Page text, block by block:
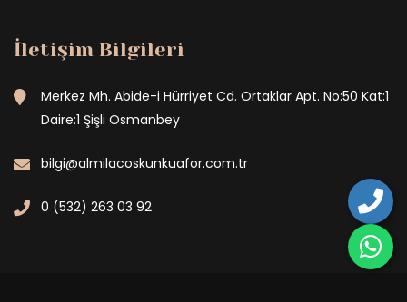
İletişim Bilgileri
Merkez Mh. Abide-i Hürriyet Cd. Ortaklar Apt. No:50 Kat:1
Daire:1 Şişli Osmanbey
bilgi@almilacoskunkuafor.com.tr
0 (532) 263 03 92